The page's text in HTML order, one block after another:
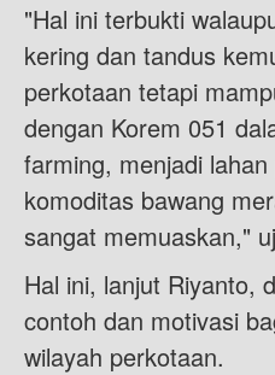
"Hal ini terbukti
kering dan tandus
perkotaan tetapi
dengan Korem 051
farming, menjadi
komoditas bawang
sangat memuaskan,"
Hal ini, lanjut Riyanto,
contoh dan motivasi
wilayah perkotaan.